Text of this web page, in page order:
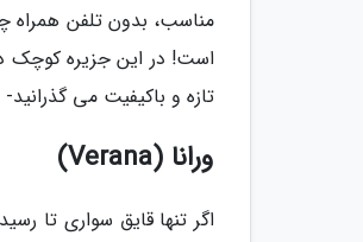
است! در این جزیره کوچک
تازه و باکیفیت می
ورانا (Verana)
اگر تنها قایق سواری تا